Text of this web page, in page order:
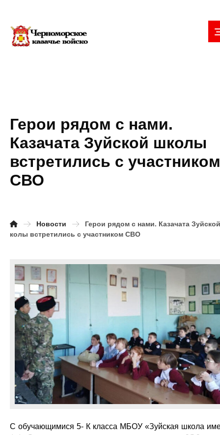
Герои рядом с нами.
Казачата Зуйской школы
встретились с участником
СВО
Новости
Герои рядом с нами. Казачата
колы встретились с участником СВО
С обучающимися 5- К класса МБОУ «Зуйская школа